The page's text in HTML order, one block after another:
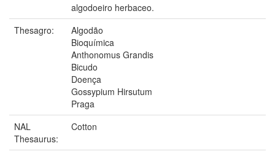
algodoeiro herbaceo.
Thesagro:
Algodão
Bioquímica
Anthonomus Grandis
Bicudo
Doença
Gossypium Hirsutum
Praga
NAL
Thesaurus:
Cotton